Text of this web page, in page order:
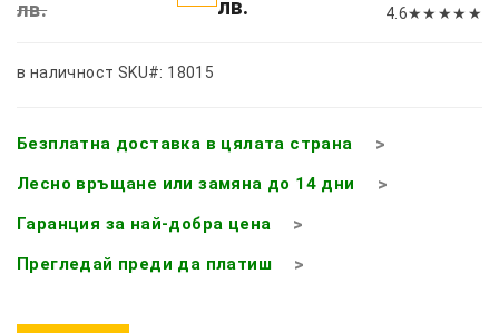
лв.
лв.
4.6★★ ★★ ★
в наличност SKU#: 18015
Безплатна доставка в цялата страна
Лесно връщане или замяна до 14 дни
Гаранция за най-добра цена
Прегледай преди да платиш